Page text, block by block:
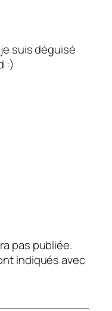
suis déguisé
:)
pas publiée.
indiqués avec